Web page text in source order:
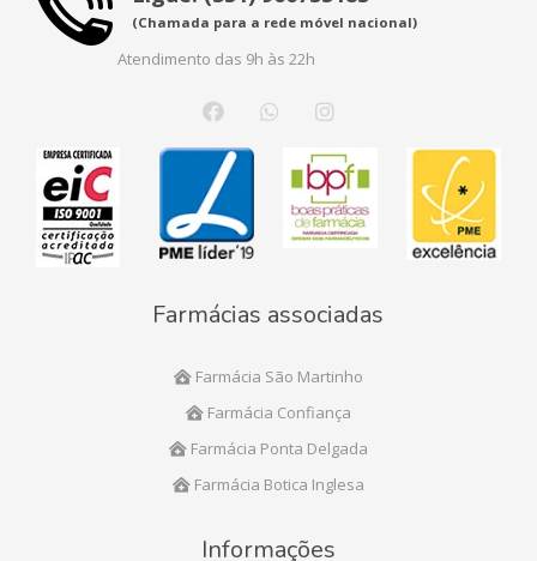
(Chamada para a rede móvel nacional)
Atendimento das 9h às 22h
Farmácias associadas
Farmácia São Martinho
Farmácia Confiança
Farmácia Ponta Delgada
Farmácia Botica Inglesa
Informações